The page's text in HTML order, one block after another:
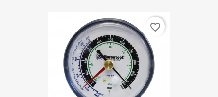
favorite_border